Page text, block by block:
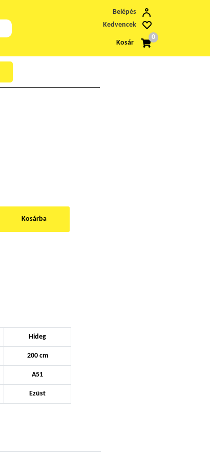
Belépés
Kedvencek
Kosár
0
Kosárba
Hideg
200 cm
A51
Ezüst